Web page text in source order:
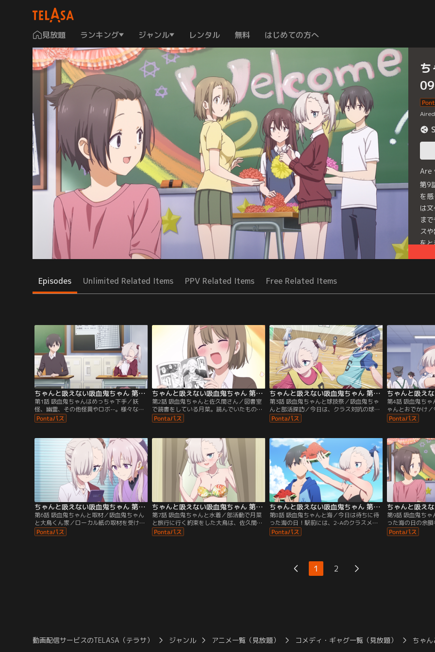
見放題 ランキング ジャンル レンタル 無料 はじめての方へ
Are
第9
を
は
ま
ス
を
Episodes Unlimited Related Items PPV Related Items Free Related Items
ちゃんと吸えない吸血鬼ちゃん 第01話
第1話 吸血鬼ちゃんはめっちゃ下手／妖
怪、幽霊、その他怪異やロボ--。様々な者
たちが暮らしている樫ノ木台。樫ノ木台高
等学校に転校してきた石川月菜は吸血鬼。
分のことをモブ的存在だと思っている大鳥
は、月菜と関わることはないと思っていた
が、一緒に掃除当番をすることに……。ク
ラスみんなの注目の的である月菜と二人き
り。
ちゃんと吸えない吸血鬼ちゃん 第02話
第2話 吸血鬼ちゃんと佐久間さん／図書室
で読書をしている月菜。読んでいたもの
は、キャラ作りの参考にしているマンガだ
った。勉強していたらお腹が空いたと、そ
める大鳥。代わりといわんばかりに、ちっ
ちゃくなった月菜が大鳥の腕を咬む。そん
な二人のやりとりをみていたクラスメイト
の佐久間が現れて！？
ちゃんと吸えない吸血鬼ちゃん 第03話
第3話 吸血鬼ちゃんと球技祭／吸血鬼ちゃ
んと部活探訪／今日は、クラス対抗の球技
祭の日！ダンクシュートを決め、コートで
も大活躍の月菜。前半戦終了のホイッスル
声。ベンチで震えていたのは、ちっちゃく
なった月菜で--。
第4話 吸血鬼ち
ゃんとおでかけ
菜と佐久間は調
作ることに！華
佐久間は、卵な
ちゃんと吸えない吸血鬼ちゃん 第06話
第6話 吸血鬼ちゃんと取材／吸血鬼ちゃん
と大鳥くん家／ローカル紙の取材を受ける
ことになった月菜。授業を受けている様子
をパシャパシャとカメラで撮影されてい
ちゃんと吸えない吸血鬼ちゃん 第07話
第7話 吸血鬼ちゃんと水着／部活動で月菜
と旅行に行く約束をした大鳥は、佐久間と
楠木にも一緒に海にきてほしいと声をかけ
る。登校してきたばかりの月菜に、水着を
ちゃんと吸えない吸血鬼ちゃん 第08話
第8話 吸血鬼ちゃんと海／今日は待ちに待
った海の日！駅前には、2-Aのクラスメイ
トたちが集まっている。記念撮影をしてい
る辺見や、はしゃいでいる佐久間。みんな
菜。ふと見ると、大鳥も同じようにそわそ
わしていることに気づき、微笑む二人。あ
たりは日が落ちて、すっかり夜。
第9話 吸血鬼ち
った海の日の余
し、夏休みは始
祭の準備期間に
1 2
動画配信サービスのTELASA（テラサ） ジャンル アニメ一覧（見放題） コメディ・ギャグ一覧（見放題） ちゃ